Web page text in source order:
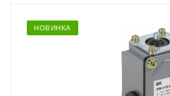
НОВИНКА